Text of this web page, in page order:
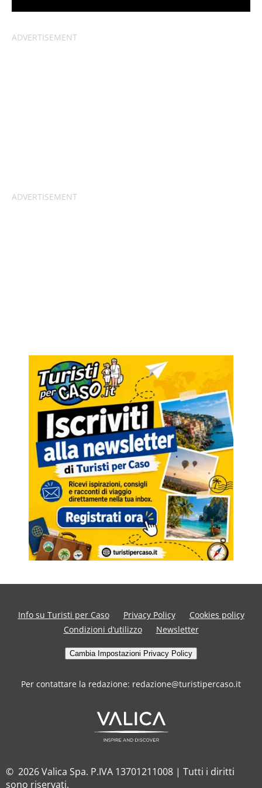
Info su Turisti per Caso Privacy Policy
Cookies policy
Condizioni d’utilizzo
Newsletter
Cambia Impostazioni Privacy Policy
Per contattare la redazione: redazione@turistipercaso.it
© 2026 Valica Spa. P.IVA 13701211008 | Tutti i diritti
sono riservati.